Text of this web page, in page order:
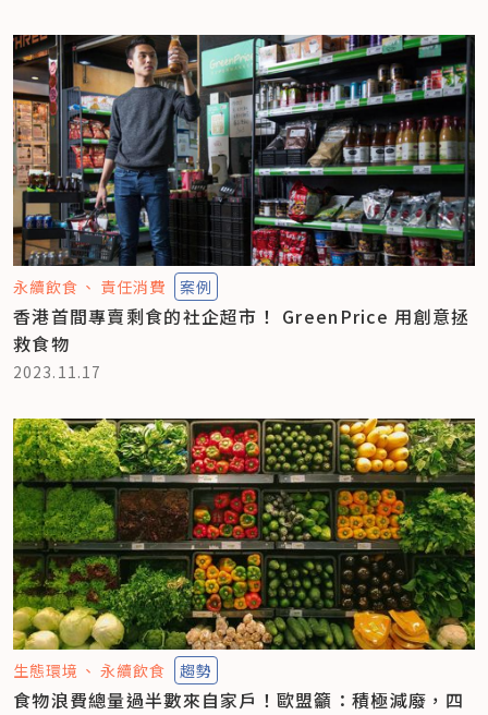
永續飲食 責任消費 案例
香港首間專賣剩食的社企超市！ GreenPrice 用創意拯
救食物
2023.11.17
生態環境 永續飲食 趨勢
食物浪費總量過半數來自家戶！歐盟籲：積極減廢，四